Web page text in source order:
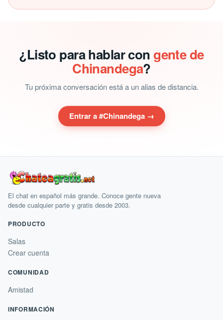
¿Listo para hablar con gente de
Chinandega?
Tu próxima conversación está a un alias de distancia.
Entrar a #Chinandega →
El chat en español más grande. Conoce gente nueva
desde cualquier parte y gratis desde 2003.
PRODUCTO
Salas
Crear cuenta
COMUNIDAD
Amistad
INFORMACIÓN